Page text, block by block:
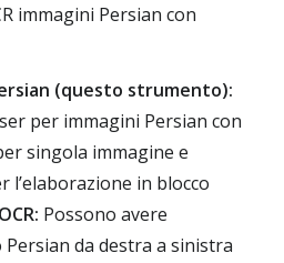
immagini Persian con
(questo strumento):
per immagini Persian con
singola immagine e
l’elaborazione in blocco
Possono avere
da destra a sinistra